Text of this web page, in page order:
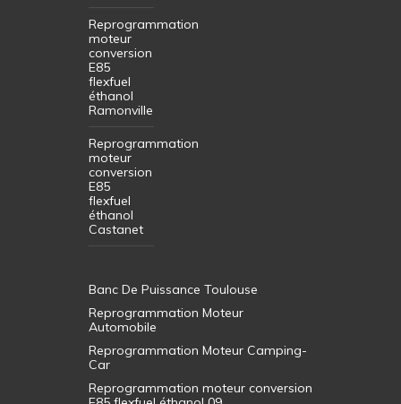
Reprogrammation
moteur
conversion
E85
flexfuel
éthanol
Ramonville
Reprogrammation
moteur
conversion
E85
flexfuel
éthanol
Castanet
Banc De Puissance Toulouse
Reprogrammation Moteur
Automobile
Reprogrammation Moteur Camping-
Car
Reprogrammation moteur conversion